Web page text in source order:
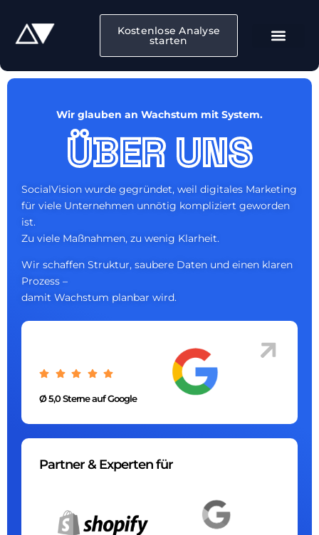
Kostenlose Analyse
starten
Wir glauben an Wachstum mit System.
ÜBER UNS
SocialVision wurde gegründet, weil digitales Marketing
für viele Unternehmen unnötig kompliziert geworden
ist.
Zu viele Maßnahmen, zu wenig Klarheit.
Wir schaffen Struktur, saubere Daten und einen klaren
Prozess –
damit Wachstum planbar wird.
Ø 5,0 Sterne auf Google
Partner & Experten für